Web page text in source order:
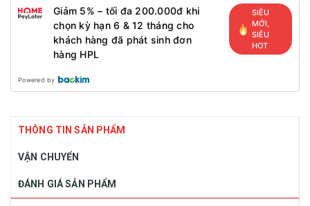
Giảm 5% – tối đa 200.000đ khi
chọn kỳ hạn 6 & 12 tháng cho
khách hàng đã phát sinh đơn
hàng HPL
SIÊU
MỚI,
SIÊU
HOT
Powered by
THÔNG TIN SẢN PHẨM
VẬN CHUYỂN
ĐÁNH GIÁ SẢN PHẨM